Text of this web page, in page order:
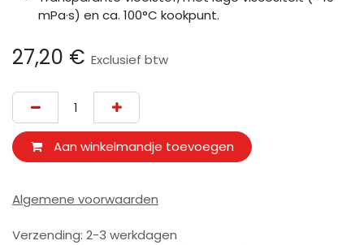
mPa·s) en ca. 100°C kookpunt.
27,20 € Exclusief btw
Aan winkelmandje toevoegen
Algemene voorwaarden
Verzending: 2-3 werkdagen